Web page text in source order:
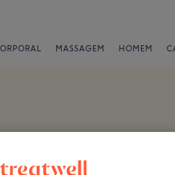
MASSAGEM HOMEM